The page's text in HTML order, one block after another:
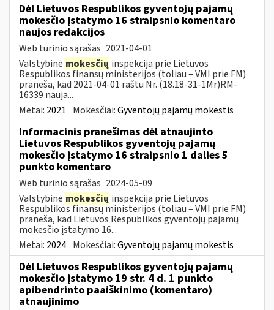
Dėl Lietuvos Respublikos gyventojų pajamų
mokesčio įstatymo 16 straipsnio komentaro
naujos redakcijos
Web turinio sąrašas 2021-04-01
Valstybinė mokesčių inspekcija prie Lietuvos
Respublikos finansų ministerijos (toliau – VMI prie FM)
praneša, kad 2021-04-01 raštu Nr. (18.18-31-1Mr)RM-
16339 nauja...
Metai: 2021 Mokesčiai:Gyventojų pajamų mokestis
Informacinis pranešimas dėl atnaujinto
Lietuvos Respublikos gyventojų pajamų
mokesčio įstatymo 16 straipsnio 1 dalies 5
punkto komentaro
Web turinio sąrašas 2024-05-09
Valstybinė mokesčių inspekcija prie Lietuvos
Respublikos finansų ministerijos (toliau – VMI prie FM)
praneša, kad Lietuvos Respublikos gyventojų pajamų
mokesčio įstatymo 16...
Metai: 2024 Mokesčiai:Gyventojų pajamų mokestis
Dėl Lietuvos Respublikos gyventojų pajamų
mokesčio įstatymo 19 str. 4 d. 1 punkto
apibendrinto paaiškinimo (komentaro)
atnaujinimo